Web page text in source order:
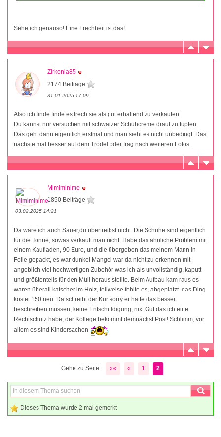
Sehe ich genauso! Eine Frechheit ist das!
Zirkonia85
2174 Beiträge
31.01.2025 17:09
Also ich finde finde es frech sie als gut erhaltend zu verkaufen.
Du kannst nur versuchen mit schwarzer Schuhcreme drauf zu tupfen.
Das geht dann eigentlich erstmal und man sieht es nicht unbedingt. Das
nächste mal besser auf dem Trödel oder frag nach weiteren Fotos.
Mimiminime
1850 Beiträge
03.02.2025 14:21
Da wäre ich auch Sauer,du übertreibst nicht. Die Schuhe sind eigentlich
für die Tonne, sowas verkauft man nicht. Habe das ähnliche Problem mit
einem Kaufladen, 90 Euro, und die übergeben das meinem Mann in
Folie gepackt, es war dunkel Mangel war da nicht zu erkennen mit
angeblich viel hochwertigen Zubehör was ich als unvollständig, kaputt
und größtenteils für den Müll heraus stellte. Beim Aufbau kam raus es
waren überall katscher im Holz, teilweise fehlte es, abgeplatzt..das Ding
kostet 150 neu..Da schreibt der Kur sorry er hätte das besser
beschreiben müssen, keine Entschuldigung, nix. Gut das ich eine
Rechtschutz habe, der Kollege bekommt demnächst Post! Schlimm, vor
allem es sind Kindersachen
Gehe zu Seite: «« « 1 2
Dieses Thema wurde 2 mal gemerkt